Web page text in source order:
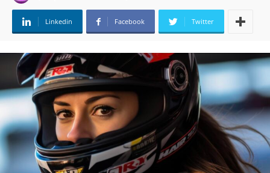
Linkedin Facebook Twitter